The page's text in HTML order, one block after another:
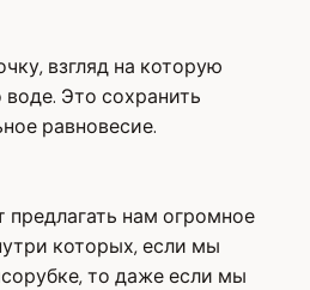
взгляд на которую
Это сохранить
равновесие.
нам огромное
которых, если мы
то даже если мы